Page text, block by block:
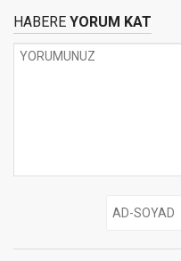
HABERE YORUM KAT